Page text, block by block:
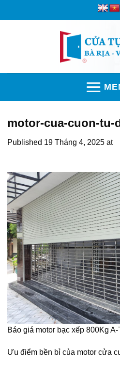
motor-cua-cuon-tu-
Published 19 Tháng 4, 2025 at
Báo giá motor bạc xếp 800Kg A-
Ưu điểm bền bỉ của motor cửa